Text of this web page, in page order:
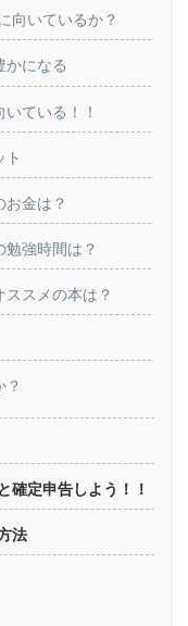
向いているか？
かになる
ている！！
ト
金は？
強時間は？
スメの本は？
？
確定申告しよう！！
法